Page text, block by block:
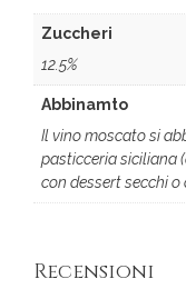
Zuccheri
12.5%
Abbinamto
Il vino moscato si
pasticceria siciliana
con dessert secchi
Recensioni